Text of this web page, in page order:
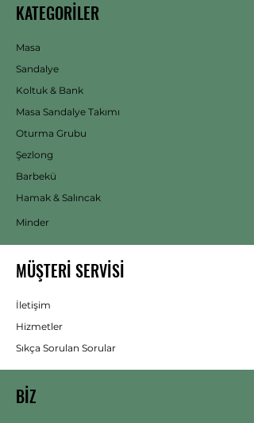
KATEGORİLER
Masa
Sandalye
Koltuk & Bank
Masa Sandalye Takımı
Oturma Grubu
Şezlong
Barbekü
Hamak & Salıncak
Minder
MÜŞTERİ SERVİSİ
İletişim
Hizmetler
Sıkça Sorulan Sorular
BİZ